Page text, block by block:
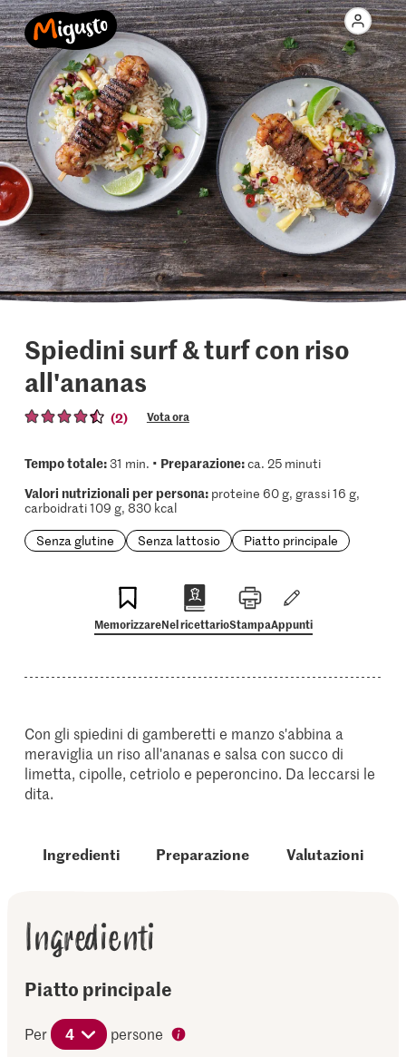
Spiedini surf & turf con riso
all'ananas
(2) Vota ora
Tempo totale:31 min. • Preparazione:ca. 25 minuti
Valori nutrizionali per persona:proteine 60 g, grassi 16 g,
carboidrati 109 g, 830 kcal
Senza glutine
Senza lattosio Piatto principale
MemorizzareNel ricettarioStampaAppunti
Con gli spiedini di gamberetti e manzo s'abbina a
meraviglia un riso all'ananas e salsa con succo di
limetta, cipolle, cetriolo e peperoncino. Da leccarsi le
dita.
Ingredienti Preparazione Valutazioni
Ingredienti
Piatto principale
Per 4 persone